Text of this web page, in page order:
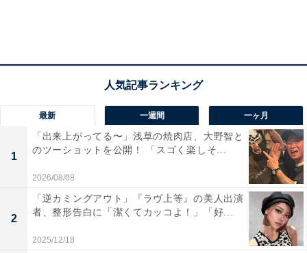
最新 一週間 一ヶ月
1
「出来上がってる〜」浅草の焼肉店、大野智と
のツーショットを公開！ 「スゴく楽しそ...
2026/08/08
2
「逆カミングアウト」『ラヴ上等』の美人出演
者、整形告白に「潔くてカッコよ！」「好...
2025/12/18